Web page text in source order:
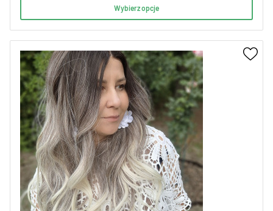
Wybierz opcje